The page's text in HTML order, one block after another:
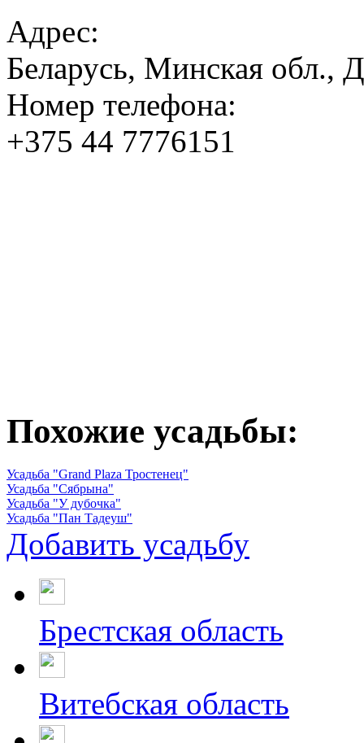
Адрес:
Беларусь, Минская обл.,
Номер телефона:
+375 44 7776151
Похожие усадьбы:
Усадьба "Grand Plaza Тростенец"
Усадьба "Сябрына"
Усадьба "У дубочка"
Усадьба "Пан Тадеуш"
Добавить усадьбу
Брестская область
Витебская область